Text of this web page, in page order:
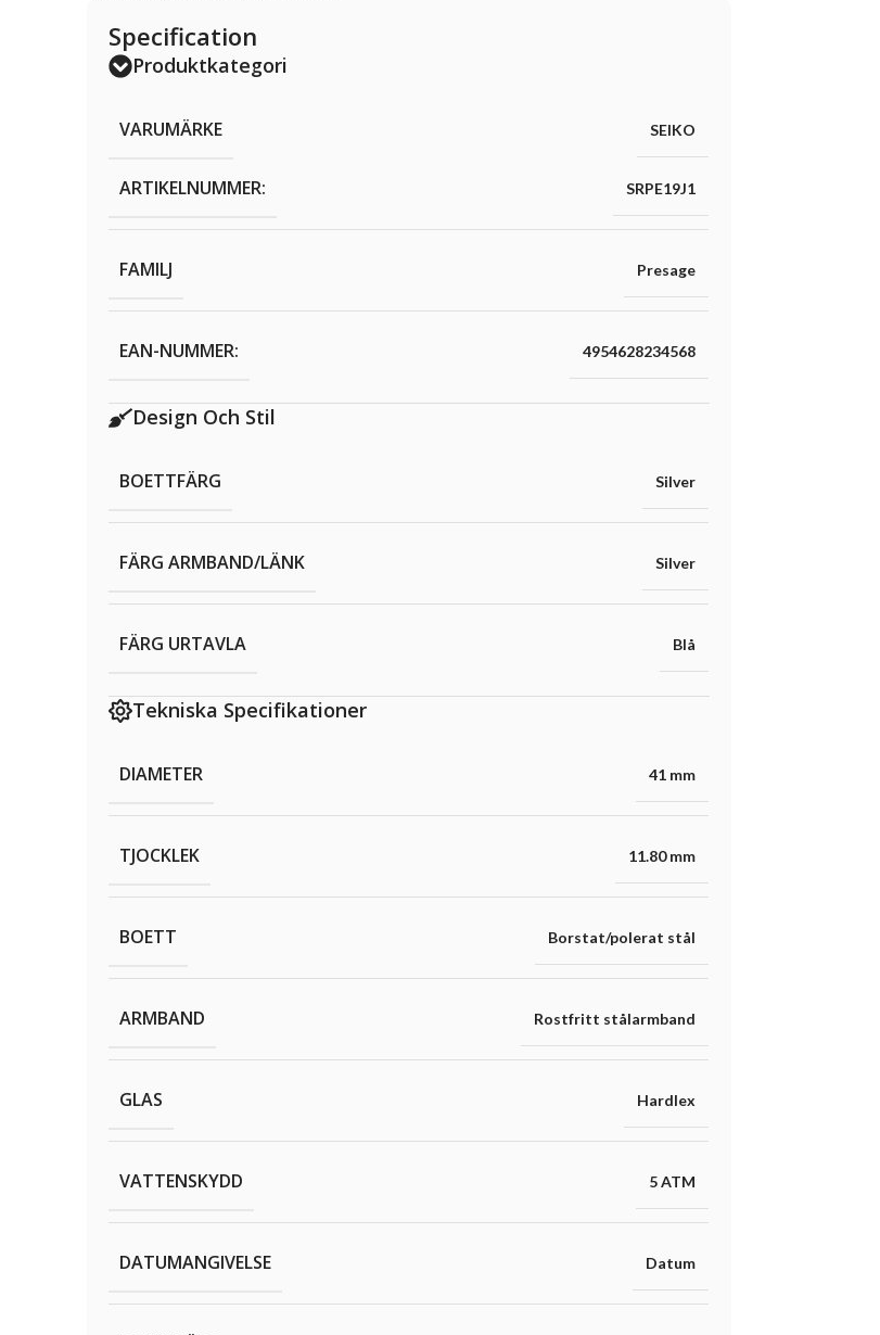
Specification
Produktkategori
VARUMÄRKE SEIKO
ARTIKELNUMMER: SRPE19J1
FAMILJ Presage
EAN-NUMMER: 4954628234568
Design Och Stil
BOETTFÄRG Silver
FÄRG ARMBAND/LÄNK Silver
FÄRG URTAVLA Blå
Tekniska Specifikationer
DIAMETER 41 mm
TJOCKLEK 11.80 mm
BOETT Borstat/polerat stål
ARMBAND Rostfritt stålarmband
GLAS Hardlex
VATTENSKYDD 5 ATM
DATUMANGIVELSE Datum